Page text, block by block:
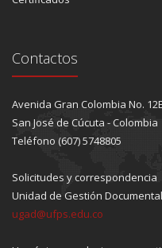
Contactos
Avenida Gran Colombia No.
San José de Cúcuta - Colombia
Teléfono (607) 5748805
Solicitudes y correspondencia
Unidad de Gestión Documental
ugad@ufps.edu.co